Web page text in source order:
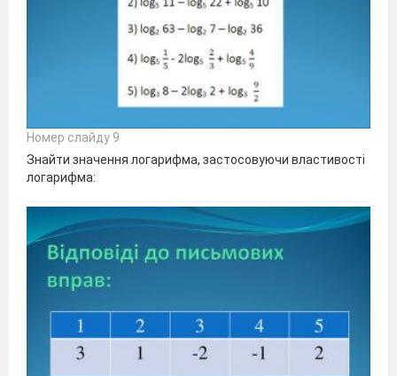
Номер слайду 9
Знайти значення логарифма, застосовуючи властивості
логарифма: